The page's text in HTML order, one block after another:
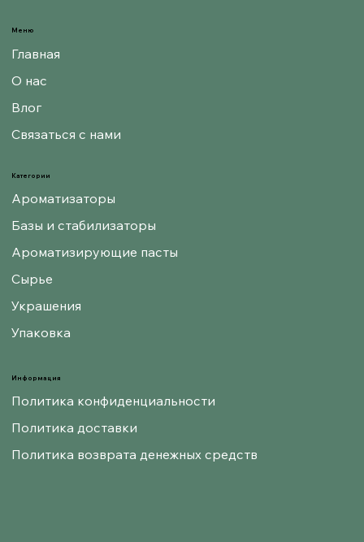
Информация
Политика конфиденциальности
Политика доставки
Политика возврата денежных средств
Категории
Ароматизаторы
Базы и стабилизаторы
Ароматизирующие пасты
Сырье
Украшения
Упаковка
Меню
Главная
О нас
Влог
Связаться с нами